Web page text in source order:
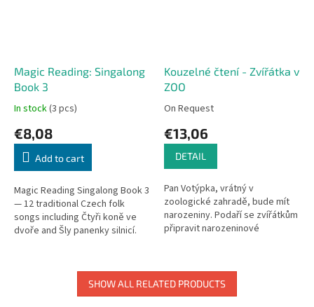
Magic Reading: Singalong
Book 3
In stock(3 pcs)
€8,08
Add to cart
Magic Reading Singalong Book 3
— 12 traditional Czech folk
songs including Čtyři koně ve
dvoře and Šly panenky silnicí.
Kouzelné čtení - Zvířátka v
ZOO
On Request
€13,06
DETAIL
Pan Votýpka, vrátný v
zoologické zahradě, bude mít
narozeniny. Podaří se zvířátkům
připravit narozeninové
Drobného...
SHOW ALL RELATED PRODUCTS